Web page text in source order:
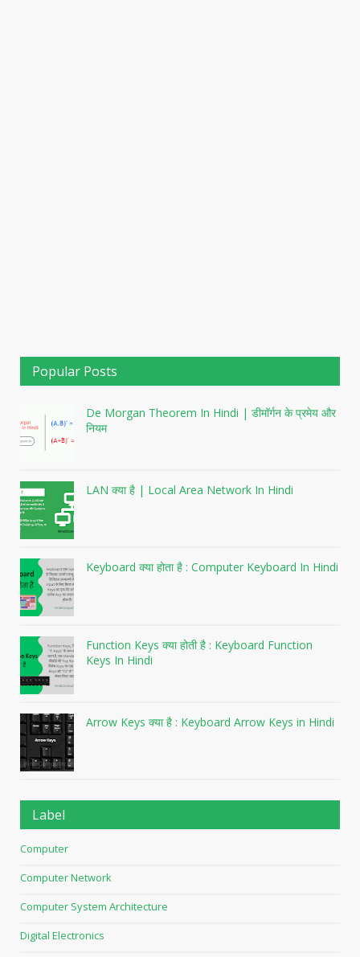
Popular Posts
De Morgan Theorem In Hindi | डीमॉर्गन के प्रमेय और
नियम
LAN क्या है | Local Area Network In Hindi
Keyboard क्या होता है : Computer Keyboard In Hindi
Function Keys क्या होती है : Keyboard Function
Keys In Hindi
Arrow Keys क्या है : Keyboard Arrow Keys in Hindi
Label
Computer
Computer Network
Computer System Architecture
Digital Electronics